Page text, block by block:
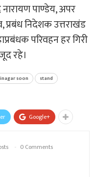
पाण्डेय, अपर
प्रबंध निदेशक उत्तराखंड
परिवहन हर गिरी
रहे।
soon stand
Google+
0 Comments